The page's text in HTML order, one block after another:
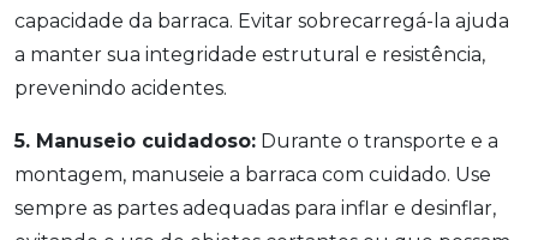
capacidade da barraca. Evitar sobrecarregá-la ajuda
a manter sua integridade estrutural e resistência,
prevenindo acidentes.
5. Manuseio cuidadoso: Durante o transporte e a
montagem, manuseie a barraca com cuidado. Use
sempre as partes adequadas para inflar e desinflar,